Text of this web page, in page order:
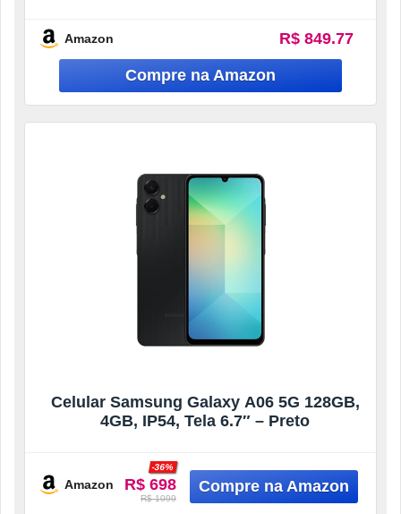
Amazon R$ 849.77
Celular Samsung Galaxy A06 5G 128GB,
4GB, IP54, Tela 6.7″ – Preto
Amazon R$ 698
-36%
R$ 1099